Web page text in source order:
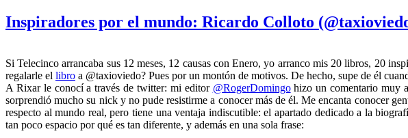
Inspiradores por el mundo: Ricardo Colloto
Si Telecinco arrancaba sus 12 meses, 12 causas con Enero, yo arranco mis 20 libros, 20
regalarle el libro a @taxioviedo? Pues por un montón de motivos. De hecho, supe de él
A Rixar le conocí a través de twitter: mi editor @RogerDomingohizo un comentario muy
sorprendió mucho su nick y no pude resistirme a conocer más de él. Me encanta conocer
respecto al mundo real, pero tiene una ventaja indiscutible: el apartado dedicado a la
tan poco espacio por qué es tan diferente, y además en una sola frase: